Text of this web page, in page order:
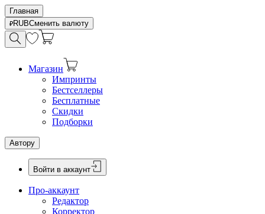
Главная
RUBСменить валюту
Магазин
Импринты
Бестселлеры
Бесплатные
Скидки
Подборки
Автору
Войти в аккаунт
Про-аккаунт
Редактор
Корректор